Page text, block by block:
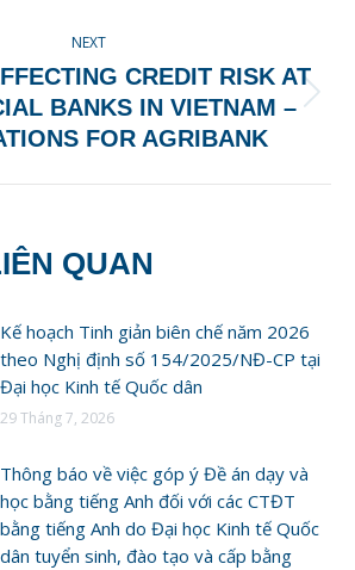
NEXT
Next
post:
CREDIT RISK AT
BANKS IN VIETNAM –
FOR AGRIBANK
QUAN
Kế hoạch Tinh giản biên chế năm 2026
theo Nghị định số 154/2025/NĐ-CP tại
Đại học Kinh tế Quốc dân
29 Tháng 7, 2026
Thông báo về việc góp ý Đề án dạy và
học bằng tiếng Anh đối với các CTĐT
bằng tiếng Anh do Đại học Kinh tế Quốc
dân tuyển sinh, đào tạo và cấp bằng